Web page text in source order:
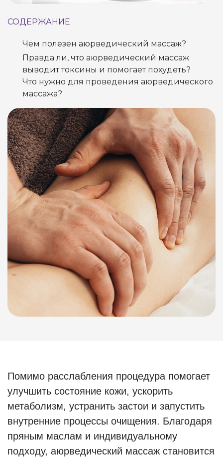
СОДЕРЖАНИЕ
Чем полезен аюрведический массаж?
Правда ли, что аюрведический массаж
выводит токсины и помогает похудеть?
Что нужно для проведения аюрведического
массажа?
Помимо расслабления процедура помогает
улучшить состояние кожи, ускорить
метаболизм, устранить застои и запустить
внутренние процессы очищения. Благодаря
пряным маслам и индивидуальному
подходу, аюрведический массаж становится